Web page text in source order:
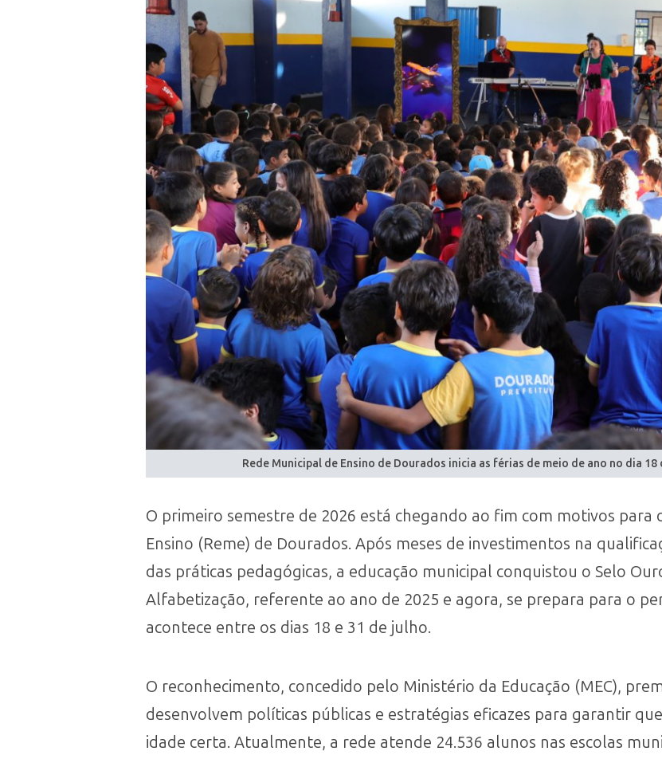
Rede Municipal de Ensino de Dourados inicia as férias de meio de ano no dia
O primeiro semestre de 2026 está chegando ao fim com motivos para
Ensino (Reme) de Dourados. Após meses de investimentos na
das práticas pedagógicas, a educação municipal conquistou o Selo
Alfabetização, referente ao ano de 2025 e agora, se prepara para o
acontece entre os dias 18 e 31 de julho.
O reconhecimento, concedido pelo Ministério da Educação (MEC),
desenvolvem políticas públicas e estratégias eficazes para garantir
idade certa. Atualmente, a rede atende 24.536 alunos nas escolas